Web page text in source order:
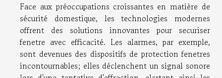
Face aux préoccupations croissantes en matière de
sécurité domestique, les technologies modernes
offrent des solutions innovantes pour securiser
fenetre avec efficacité. Les alarmes, par exemple,
sont devenues des dispositifs de protection fenetres
incontournables; elles déclenchent un signal sonore